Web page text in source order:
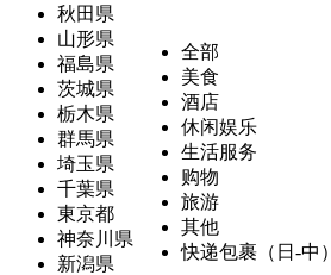
秋田県
山形県
福島県
茨城県
栃木県
群馬県
埼玉県
千葉県
東京都
神奈川県
新潟県
全部
美食
酒店
休闲娱乐
生活服务
购物
旅游
其他
快递包裹（日-中）